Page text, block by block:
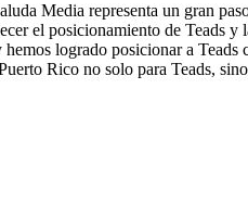
Media representa un gran
el posicionamiento de Teads
logrado posicionar a
Rico no solo para Teads,